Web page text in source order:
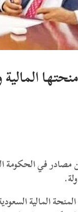
في الحكومة
المالية